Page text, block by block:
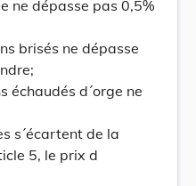
ne dépasse pas 0,5%
brisés ne dépasse
échaudés d´orge ne
s´écartent de la
5, le prix d